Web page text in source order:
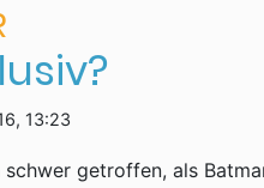
13:23
getroffen, als